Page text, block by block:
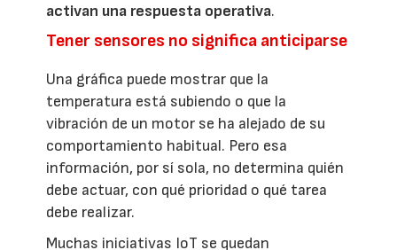
activan una respuesta operativa.
Tener sensores no significa anticiparse
Una gráfica puede mostrar que la
temperatura está subiendo o que la
vibración de un motor se ha alejado de su
comportamiento habitual. Pero esa
información, por sí sola, no determina quién
debe actuar, con qué prioridad o qué tarea
debe realizar.
Muchas iniciativas IoT se quedan